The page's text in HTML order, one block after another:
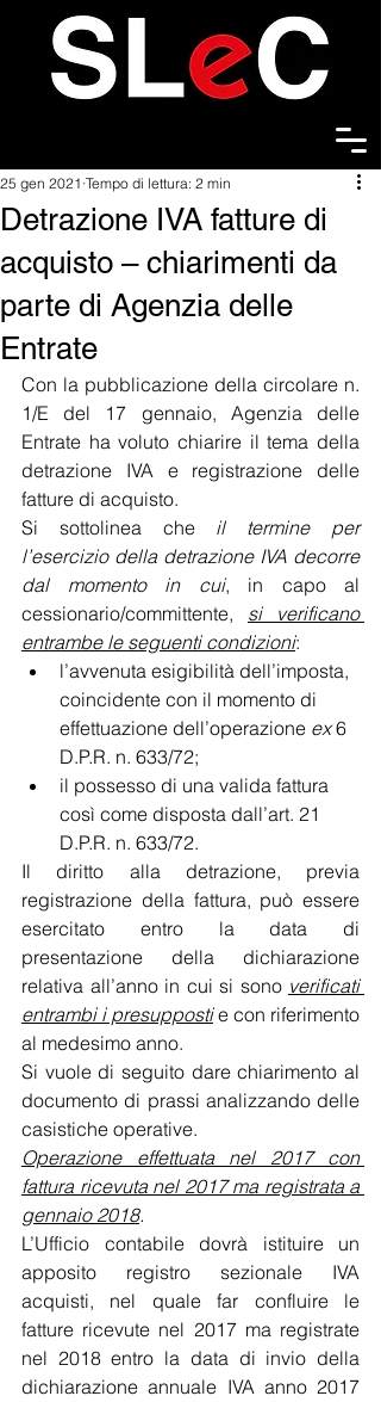
Detrazione IVA fatture di
acquisto – chiarimenti da
parte di Agenzia delle
Entrate
25 gen 2021 Tempo di lettura: 2 min
Con la pubblicazione della circolare n.
1/E del 17 gennaio, Agenzia delle
Entrate ha voluto chiarire il tema della
detrazione IVA e registrazione delle
fatture di acquisto.
Si sottolinea che il termine per
l’esercizio della detrazione IVA decorre
dal momento in cui, in capo al
cessionario/committente, si verificano
entrambe le seguenti condizioni:
l’avvenuta esigibilità dell’imposta,
coincidente con il momento di
effettuazione dell’operazione ex 6
D.P.R. n. 633/72;
il possesso di una valida fattura
così come disposta dall’art. 21
D.P.R. n. 633/72.
Il diritto alla detrazione, previa
registrazione della fattura, può essere
esercitato entro la data di
presentazione della dichiarazione
relativa all’anno in cui si sono verificati
entrambi i presupposti e con riferimento
al medesimo anno.
Si vuole di seguito dare chiarimento al
documento di prassi analizzando delle
casistiche operative.
Operazione effettuata nel 2017 con
fattura ricevuta nel 2017 ma registrata a
gennaio 2018.
L’Ufficio contabile dovrà istituire un
apposito registro sezionale IVA
acquisti, nel quale far confluire le
fatture ricevute nel 2017 ma registrate
nel 2018 entro la data di invio della
dichiarazione annuale IVA anno 2017